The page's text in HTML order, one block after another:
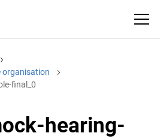
organisation
final_0
hearing-